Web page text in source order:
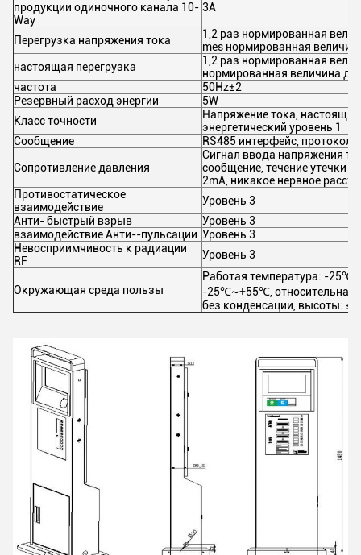
продукции одиночного канала 10-
Way
3A
Перегрузка напряжения тока
1,2 раз нормированная
mes нормированная
настоящая перегрузка
1,2 раз нормированная
нормированная величина
частота
50Hz±2
Резервный расход энергии
5W
Класс точности
Напряжение тока, настоящий
энергетический уровень 1
Сообщение
RS485 интерфейс, протокол
Сопротивление давления
Сигнал ввода напряжения
сообщение, течение утечки
2mA, никакое нервное
Противостатическое
взаимодействие
Уровень 3
Анти- быстрый взрыв
Уровень 3
взаимодействие Анти--пульсации Уровень 3
Невосприимчивость к радиации
RF
Уровень 3
Окружающая среда пользы
Работая температура: -
-25℃~+55℃, относительная
без конденсации, высоты: